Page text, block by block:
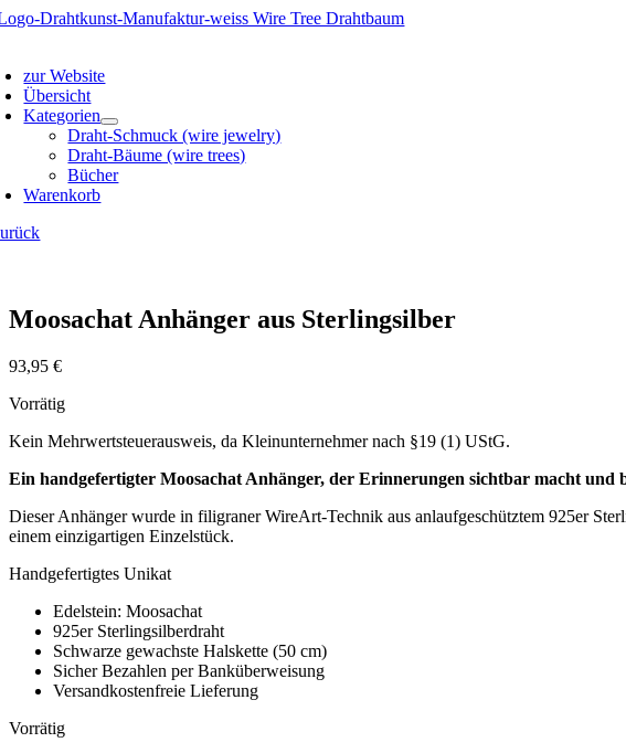
Zum
zur Website
Übersicht
Kategorien
Draht-Schmuck (wire jewelry)
Draht-Bäume (wire trees)
Bücher
Warenkorb
Moosachat Anhänger aus Sterlingsilber
93,95 €
Vorrätig
Kein Mehrwertsteuerausweis, da Kleinunternehmer nach §19 (1) UStG.
Ein handgefertigter Moosachat Anhänger, der Erinnerungen sichtbar macht und
Dieser Anhänger wurde in filigraner WireArt-Technik aus anlaufgeschütztem 925er
einem einzigartigen Einzelstück.
Handgefertigtes Unikat
Edelstein: Moosachat
925er Sterlingsilberdraht
Schwarze gewachste Halskette (50 cm)
Sicher Bezahlen per Banküberweisung
Versandkostenfreie Lieferung
Vorrätig